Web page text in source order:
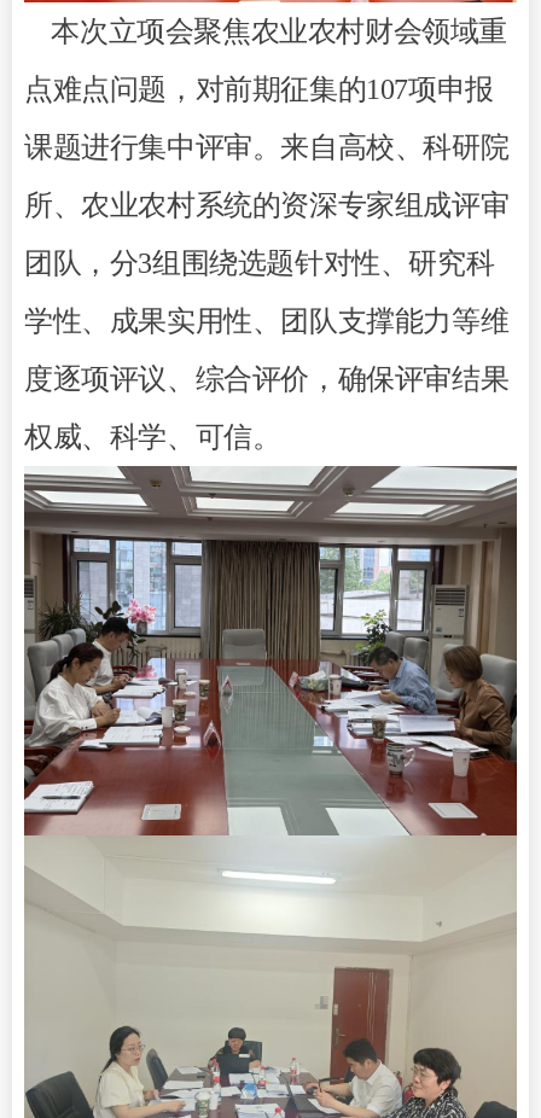
本次立项会聚焦农业农村财会领域重
点难点问题，对前期征集的107项申报
课题进行集中评审。来自高校、科研院
所、农业农村系统的资深专家组成评审
团队，分3组围绕选题针对性、研究科
学性、成果实用性、团队支撑能力等维
度逐项评议、综合评价，确保评审结果
权威、科学、可信。